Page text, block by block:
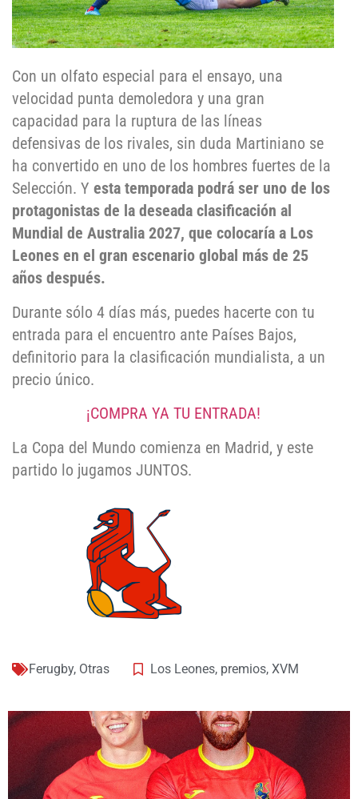
Con un olfato especial para el ensayo, una
velocidad punta demoledora y una gran
capacidad para la ruptura de las líneas
defensivas de los rivales, sin duda Martiniano se
ha convertido en uno de los hombres fuertes de la
Selección. Y esta temporada podrá ser uno de los
protagonistas de la deseada clasificación al
Mundial de Australia 2027, que colocaría a Los
Leones en el gran escenario global más de 25
años después.
Durante sólo 4 días más, puedes hacerte con tu
entrada para el encuentro ante Países Bajos,
definitorio para la clasificación mundialista, a un
precio único.
¡COMPRA YA TU ENTRADA!
La Copa del Mundo comienza en Madrid, y este
partido lo jugamos JUNTOS.
Ferugby, Otras Los Leones, premios, XVM